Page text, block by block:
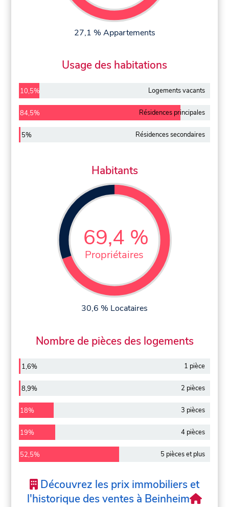
27,1 % Appartements
Usage des habitations
10,5% Logements vacants
84,5% Résidences principales
5% Résidences secondaires
Habitants
69,4 %
Propriétaires
30,6 % Locataires
Nombre de pièces des logements
1,6% 1 pièce
8,9% 2 pièces
18% 3 pièces
19% 4 pièces
52,5% 5 pièces et plus
Découvrez les prix immobiliers et
l'historique des ventes à Beinheim